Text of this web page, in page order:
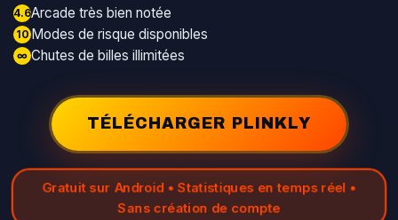
4.6Arcade très bien notée
10 Modes de risque disponibles
∞ Chutes de billes illimitées
TÉLÉCHARGER PLINKLY
Gratuit sur Android • Statistiques en temps réel •
Sans création de compte